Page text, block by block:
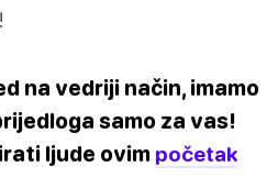
na vedriji način, imamo
samo za vas!
ljude ovim početak